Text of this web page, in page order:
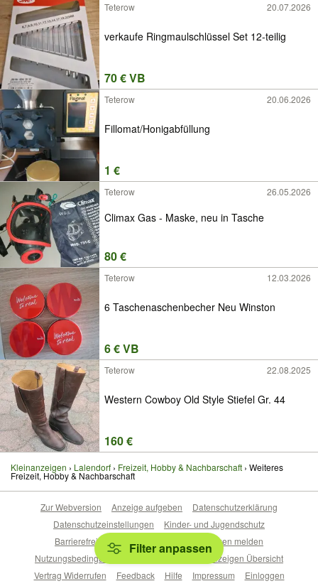
Teterow 20.07.2026
verkaufe Ringmaulschlüssel Set 12-teilig
70 € VB
Teterow 20.06.2026
Fillomat/Honigabfüllung
1 €
Teterow 26.05.2026
Climax Gas - Maske, neu in Tasche
80 €
Teterow 12.03.2026
6 Taschenaschenbecher Neu Winston
6 € VB
Teterow 22.08.2025
Western Cowboy Old Style Stiefel Gr. 44
160 €
Kleinanzeigen Lalendorf Freizeit, Hobby & Nachbarschaft Weiteres
Freizeit, Hobby & Nachbarschaft
Filter anpassen
Zur Webversion Anzeige aufgeben
Datenschutzerklärung
Datenschutzeinstellungen
Kinder- und Jugendschutz
Barrierefreiheitserklärung
Sicherheitslücken melden
Nutzungsbedingungen
Beliebte Suchen
Anzeigen Übersicht
Vertrag Widerrufen
Feedback Hilfe Impressum Einloggen